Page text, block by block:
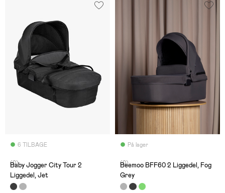
6 TILBAGE
(0)
Baby Jogger City Tour 2
Liggedel, Jet
På lager
(0)
Beemoo BFF60 2 Liggedel, Fog
Grey